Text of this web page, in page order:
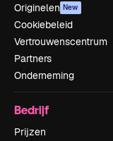
Originelen New
Cookiebeleid
Vertrouwenscentrum
Partners
Onderneming
Bedrijf
Prijzen